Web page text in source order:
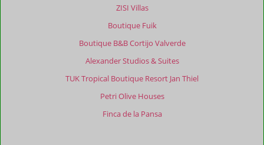
ZISI Villas
Boutique Fuik
Boutique B&B Cortijo Valverde
Alexander Studios & Suites
TUK Tropical Boutique Resort Jan Thiel
Petri Olive Houses
Finca de la Pansa